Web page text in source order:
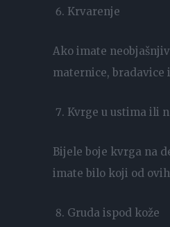
Krvarenje
Ako imate
maternice,
Kvrge u ustima ili
Bijele boje kvrga na
imate bilo koji od
Gruda ispod kože